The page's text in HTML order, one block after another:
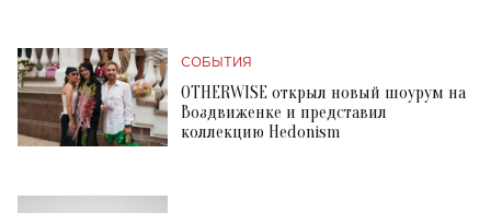
СОБЫТИЯ
OTHERWISE открыл новый шоурум на
Воздвиженке и представил
коллекцию Hedonism